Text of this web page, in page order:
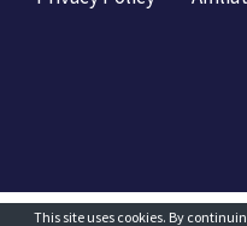
This site uses cookies. By